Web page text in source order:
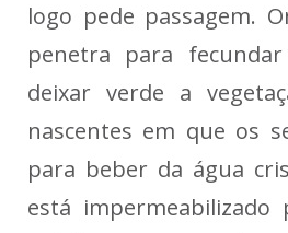
logo pede passagem.
penetra para
deixar verde a
nascentes em que os
para beber da água
está impermeabilizado